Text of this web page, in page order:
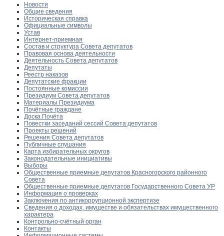
Новости
Общие сведения
Историческая справка
Официальные символы
Устав
Интернет-приемная
Состав и структура Совета депутатов
Правовая основа деятельности
Деятельность Совета депутатов
Депутаты
Реестр наказов
Депутатские фракции
Постоянные комиссии
Президиум Совета депутатов
Материалы Президиума
Почётные граждане
Доска Почёта
Повестки заседаний сессий Совета депутатов
Проекты решений
Решения Совета депутатов
Публичные слушания
Карта избирательных округов
Законодательные инициативы
Выборы
Общественные приемные депутатов Красногорского районного
Совета
Общественные приемные депутатов Государственного Совета УР
Информация о проверках
Заключения по антикоррупционной экспертизе
Сведения о доходах, имуществе и обязательствах имущественного
характера
Контрольно-счётный орган
Контакты